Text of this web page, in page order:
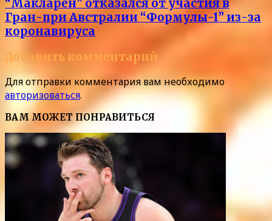
“Макларен” отказался от участия в
Гран-при Австралии “Формулы-1” из-за
коронавируса
Добавить комментарий
Для отправки комментария вам необходимо
авторизоваться.
ВАМ МОЖЕТ ПОНРАВИТЬСЯ